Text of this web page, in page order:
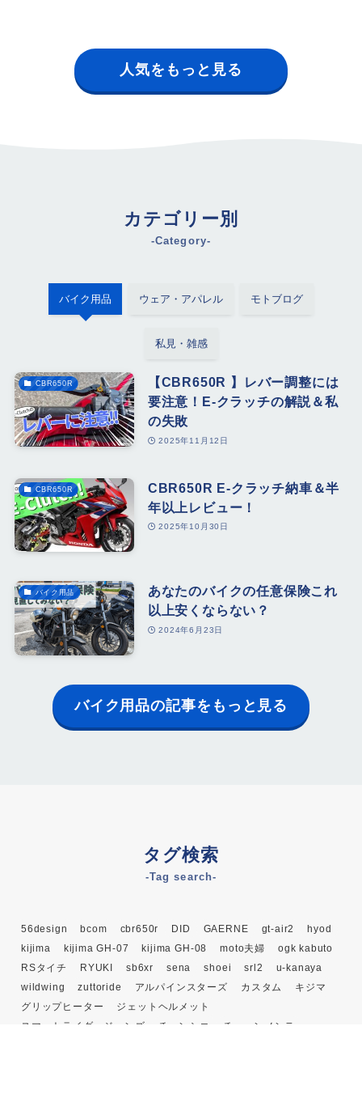
人気をもっと見る
カテゴリー別
-Category-
バイク用品 ウェア・アパレル モトブログ
私見・雑感
CBR650R
【CBR650R 】レバー調整には
要注意！E-クラッチの解説＆私
の失敗
2025年11月12日
CBR650R
CBR650R E-クラッチ納車＆半
年以上レビュー！
2025年10月30日
バイク用品
あなたのバイクの任意保険これ
以上安くならない？
2024年6月23日
バイク用品の記事をもっと見る
タグ検索
-Tag search-
56design bcom cbr650r DID GAERNE gt-air2
hyod
kijima
kijima GH-07 kijima GH-08 moto夫婦
ogk kabuto
RSタイチ
RYUKI sb6xr sena shoei srl2
u-kanaya
wildwing
zuttoride アルパインスターズ カスタム
キジマ
グリップヒーター
ジェットヘルメット
スマートライダージーンズ
チェンシコ
チェーンメンテ